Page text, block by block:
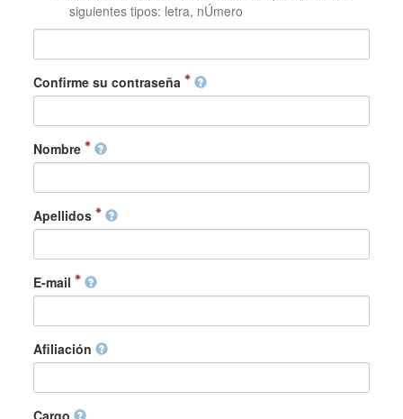
siguientes tipos: letra, nÚmero
Confirme su contraseña
Nombre
Apellidos
E-mail
Afiliación
Cargo